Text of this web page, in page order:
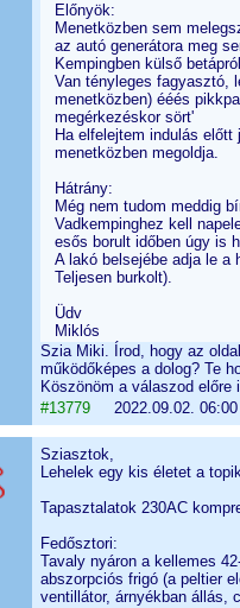
Előnyök:
Menetközben sem
az autó generátora meg
Kempingben külső
Van tényleges fagyasztó,
menetközben) ééés
megérkezéskor sört'
Ha elfelejtem indulás
menetközben megoldja.
Hátrány:
Még nem tudom meddig
Vadkempinghez kell
esős borult időben úgy is
A lakó belsejébe adja le a
Teljesen burkolt).
Üdv
Miklós
Szia Miki. Írod, hogy az
működőképes a dolog? Te
Köszönöm a válaszod előre
#137792022.09.02.
Sziasztok,
Lehelek egy kis életet a
Tapasztalatok 230AC
Fedősztori:
Tavaly nyáron a kellemes
abszorpciós frigó (a peltier
ventillátor, árnyékban állás,